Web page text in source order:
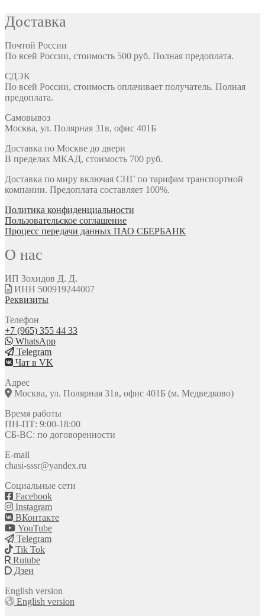
Доставка
Почтой России
По всей России, стоимость 500 руб. Полная предоплата.
СДЭК
По всей России, стоимость оплачивает получатель. Полная
предоплата.
Самовывоз
Москва, ул. Полярная 31в, офис 401Б
Доставка по Москве до двери
В пределах МКАД, стоимость 700 руб.
Доставка по миру включая СНГ по тарифам транспортной
компании. Предоплата составляет 100%.
Политика конфиденциальности
Пользовательское соглашение
Процесс передачи данных ПАО СБЕРБАНК
О нас
ИП Зохидов Д. Д.
ИНН 500919244007
Реквизиты
Телефон
+7 (965) 355 44 33
WhatsApp
Telegram
Чат в VK
Адрес
Москва, ул. Полярная 31в, офис 401Б (м. Медведково)
Время работы
ПН-ПТ: 9:00-18:00
СБ-ВС: по договоренности
E-mail
chasi-sssr@yandex.ru
Социальные сети
Facebook
Instagram
ВКонтакте
YouTube
Telegram
Tik Tok
Rutube
Дзен
English version
English version